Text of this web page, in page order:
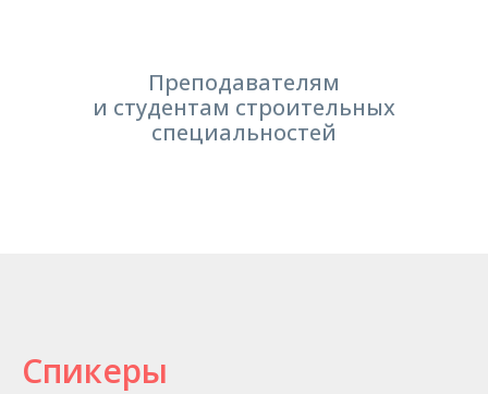
Преподавателям
и студентам строительных
специальностей
Спикеры